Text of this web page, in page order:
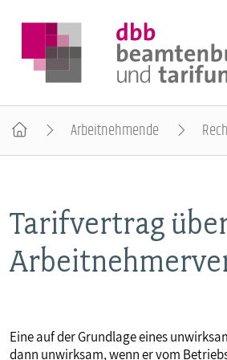
BEAMTINNEN & BEAMTE
POLITIK & POSITIONEN
Arbeitnehmende
Tarifvertrag
Eine auf der Grundlage eines
dann unwirksam, wenn er vom